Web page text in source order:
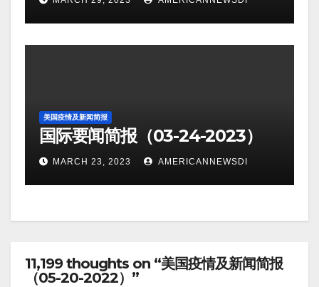
美国疫情及新闻简报
国际要闻简报（03-24-2023）
MARCH 23, 2023 AMERICANNEWSDI
11,199 thoughts on “美国疫情及新闻简报
（05-20-2022）”